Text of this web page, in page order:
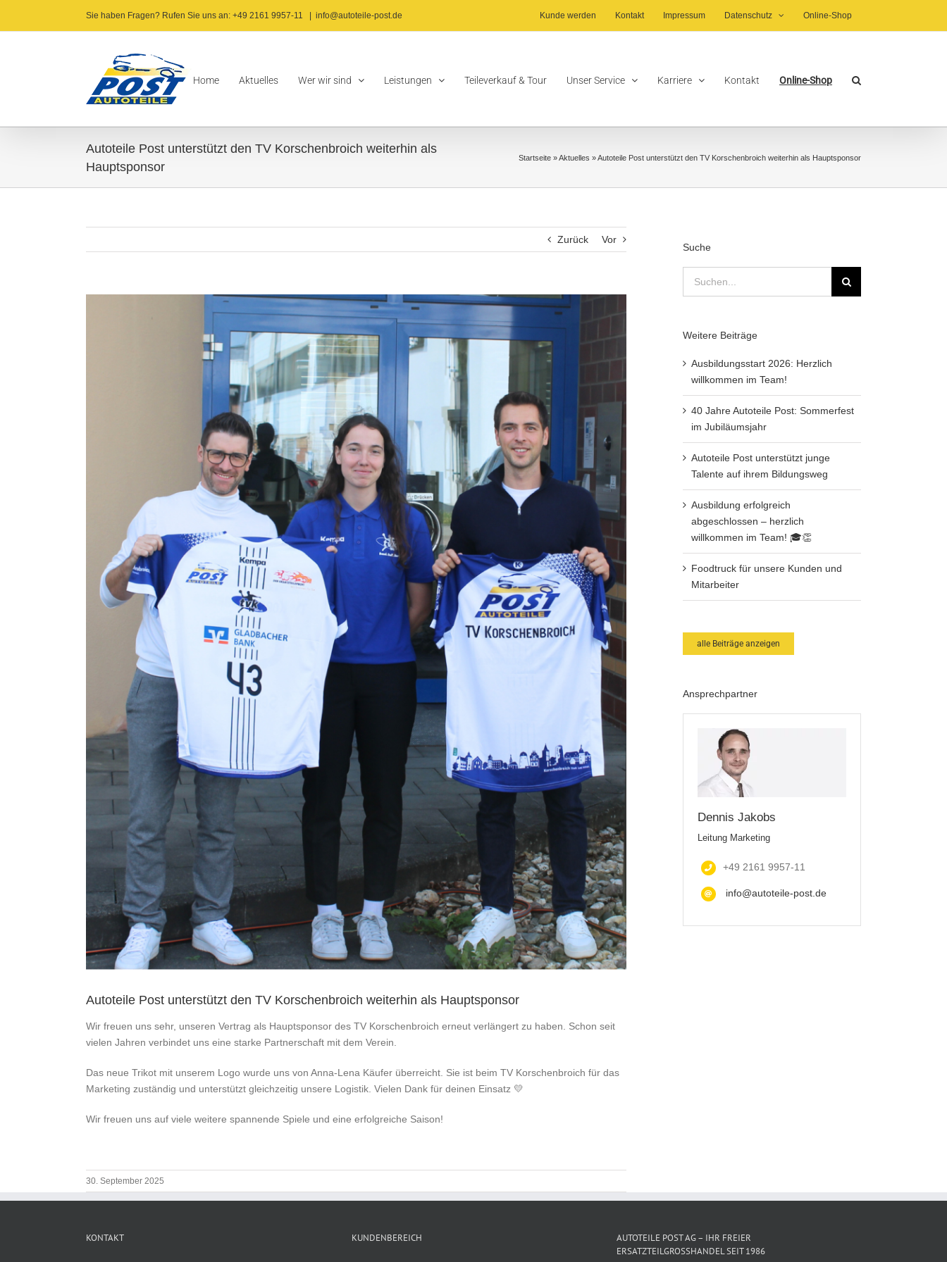
Sie haben Fragen? Rufen Sie uns an: +49 2161 9957-11 info@autoteile-post.de Kunde werden Kontakt Impressum Datenschutz Online-Shop
Home Aktuelles Wer wir sind Leistungen Teileverkauf & Tour Unser Service Karriere Kontakt Online-Shop
Autoteile Post unterstützt den TV Korschenbroich weiterhin als
Hauptsponsor
Startseite »Aktuelles »Autoteile Post unterstützt den TV Korschenbroich weiterhin als Hauptsponsor
Zurück Vor
Autoteile Post unterstützt den TV Korschenbroich weiterhin als Hauptsponsor
Wir freuen uns sehr, unseren Vertrag als Hauptsponsor des TV Korschenbroich erneut verlängert zu haben. Schon seit
vielen Jahren verbindet uns eine starke Partnerschaft mit dem Verein.
Das neue Trikot mit unserem Logo wurde uns von Anna-Lena Käufer überreicht. Sie ist beim TV Korschenbroich für das
Marketing zuständig und unterstützt gleichzeitig unsere Logistik. Vielen Dank für deinen Einsatz 💛
Wir freuen uns auf viele weitere spannende Spiele und eine erfolgreiche Saison!
30. September 2025
Suche
Weitere Beiträge
Ausbildungsstart 2026: Herzlich
willkommen im Team!
40 Jahre Autoteile Post: Sommerfest
im Jubiläumsjahr
Autoteile Post unterstützt junge
Talente auf ihrem Bildungsweg
Ausbildung erfolgreich
abgeschlossen – herzlich
willkommen im Team! 🎓👏
Foodtruck für unsere Kunden und
Mitarbeiter
alle Beiträge anzeigen
Ansprechpartner
Dennis Jakobs
Leitung Marketing
+49 2161 9957-11
info@autoteile-post.de
KONTAKT KUNDENBEREICH
AUTOTEILE POST AG – IHR FREIER
ERSATZTEILGROSSHANDEL SEIT 1986